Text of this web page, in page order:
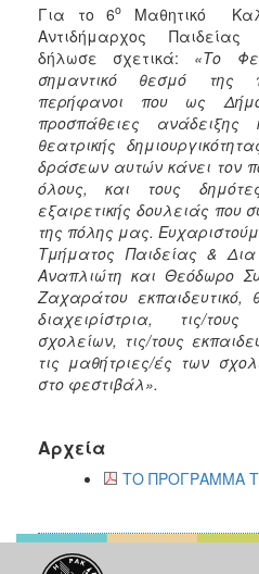
Για το 6ο
Μαθητικό
Αντιδήμαρχος Παιδείας
δήλωσε σχετικά: «Το
σημαντικό θεσμό της
περήφανοι που ως
προσπάθειες
θεατρικής
δράσεων αυτών κάνει τον
όλους, και τους
εξαιρετικής δουλειάς που
της πόλης μας.
Τμήματος Παιδείας &
Αναπλιώτη και Θεόδωρο
Ζαχαράτου εκπαιδευτικό,
διαχειρίστρια, τις/τους
σχολείων, τις/τους
τις μαθήτριες/ές των
στο φεστιβάλ».
Αρχεία
ΤΟ ΠΡΟΓΡΑΜΜΑ